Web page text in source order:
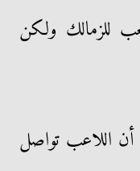
للزمالك ولكن
أن اللاعب تواصل